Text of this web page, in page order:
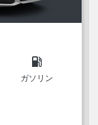
local_gas_station
ガソリン